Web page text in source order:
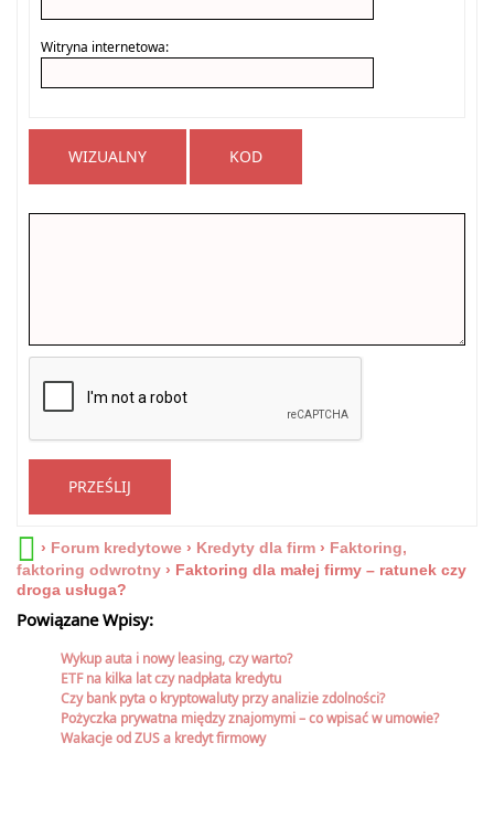
Witryna internetowa:
WIZUALNY KOD
PRZEŚLIJ
› Forum kredytowe › Kredyty dla firm › Faktoring,
faktoring odwrotny › Faktoring dla małej firmy – ratunek czy
droga usługa?
Powiązane Wpisy:
Wykup auta i nowy leasing, czy warto?
ETF na kilka lat czy nadpłata kredytu
Czy bank pyta o kryptowaluty przy analizie zdolności?
Pożyczka prywatna między znajomymi – co wpisać w umowie?
Wakacje od ZUS a kredyt firmowy